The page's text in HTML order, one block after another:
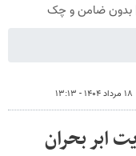
۱۸ مرداد ۱۴۰۴ - ۱۳:۱۳
ابر بحران